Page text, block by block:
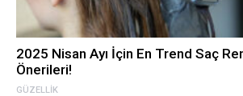
GÜZELLIK
2025 Nisan Ayı İçin En Trend Saç
Önerileri!